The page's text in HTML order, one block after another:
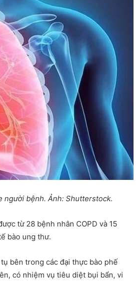
người bệnh. Ảnh: Shutterstock.
từ 28 bệnh nhân COPD và 15
bào ung thư.
bên trong các đại thực bào phế
có nhiệm vụ tiêu diệt bụi bẩn, vi